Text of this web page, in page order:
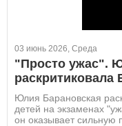
03 июнь 2026, Среда
"Просто ужас".
раскритиковала
Юлия Барановская
детей на экзаменах
он оказывает сильную